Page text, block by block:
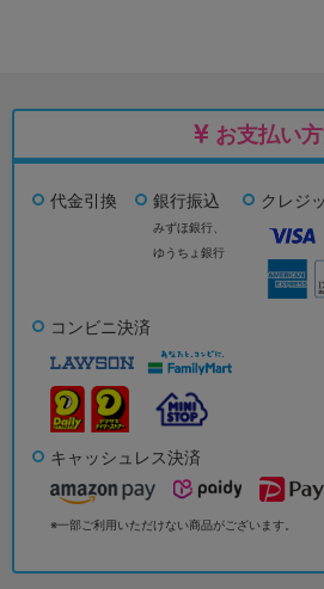
お支払い
代金引換 銀行振込
みずほ銀行、
ゆうちょ銀行
クレジ
コンビニ決済
キャッシュレス決済
※一部ご利用いただけない商品がございます。